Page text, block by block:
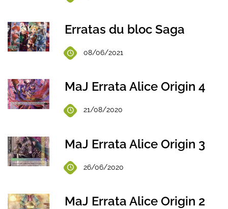
Erratas du bloc Saga
08/06/2021
MaJ Errata Alice Origin 4
21/08/2020
MaJ Errata Alice Origin 3
26/06/2020
MaJ Errata Alice Origin 2